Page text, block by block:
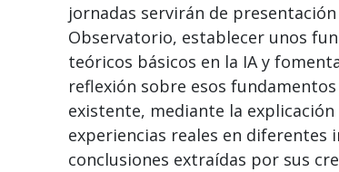
jornadas servirán de
Observatorio, establecer unos
teóricos básicos en la IA y
reflexión sobre esos
existente, mediante la
experiencias reales en diferentes
conclusiones extraídas por sus